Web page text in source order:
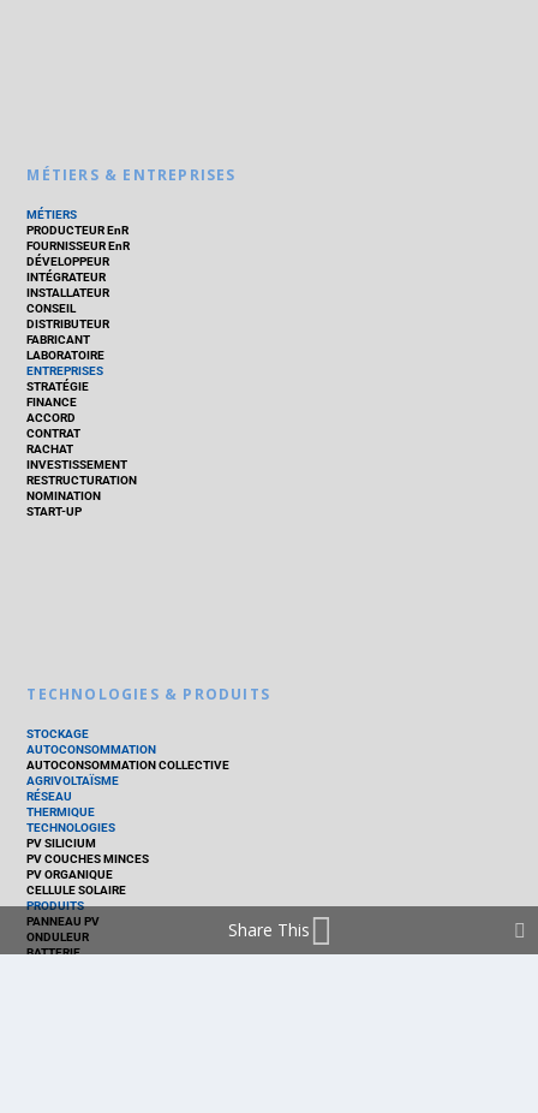
MÉTIERS & ENTREPRISES
MÉTIERS
PRODUCTEUR EnR
FOURNISSEUR EnR
DÉVELOPPEUR
INTÉGRATEUR
INSTALLATEUR
CONSEIL
DISTRIBUTEUR
FABRICANT
LABORATOIRE
ENTREPRISES
STRATÉGIE
FINANCE
ACCORD
CONTRAT
RACHAT
INVESTISSEMENT
RESTRUCTURATION
NOMINATION
START-UP
TECHNOLOGIES & PRODUITS
STOCKAGE
AUTOCONSOMMATION
AUTOCONSOMMATION COLLECTIVE
AGRIVOLTAÏSME
RÉSEAU
THERMIQUE
TECHNOLOGIES
PV SILICIUM
PV COUCHES MINCES
PV ORGANIQUE
CELLULE SOLAIRE
PRODUITS
PANNEAU PV
ONDULEUR
BATTERIE
Share This